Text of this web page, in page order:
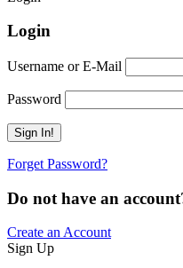
Login
Username or E-Mail
Password
Forget Password?
Do not have an
Create an Account
Sign Up